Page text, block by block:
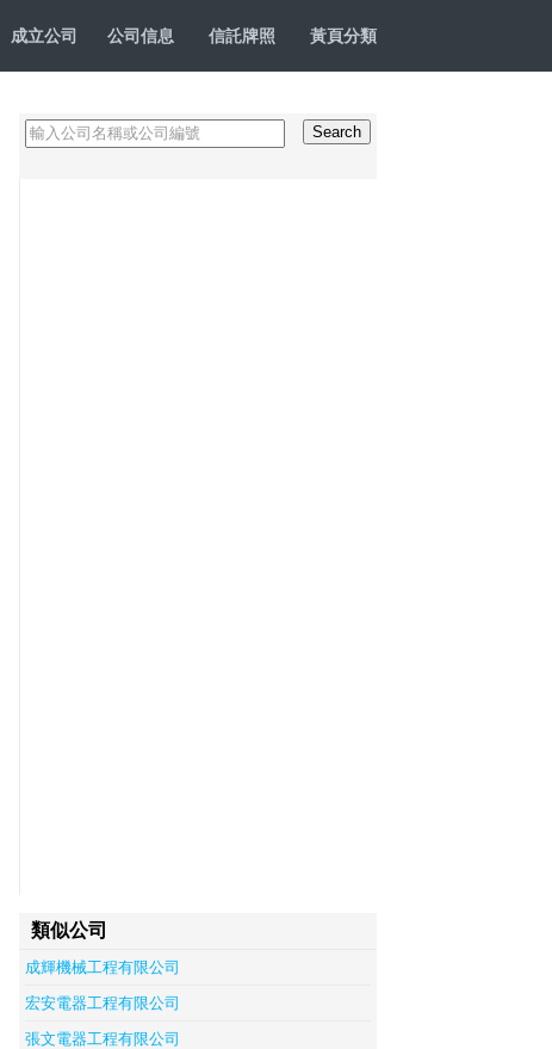
成立公司 公司信息 信託牌照 黃頁分類
類似公司
成輝機械工程有限公司
宏安電器工程有限公司
張文電器工程有限公司